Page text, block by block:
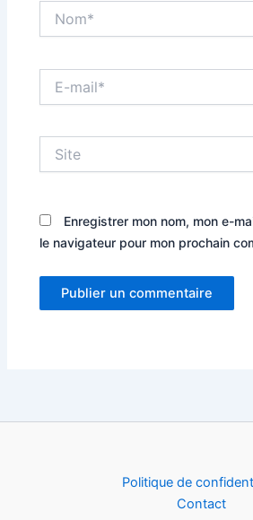
mail*
Enregistrer mon nom, mon e-
le navigateur pour mon prochain
Politique de
Contact